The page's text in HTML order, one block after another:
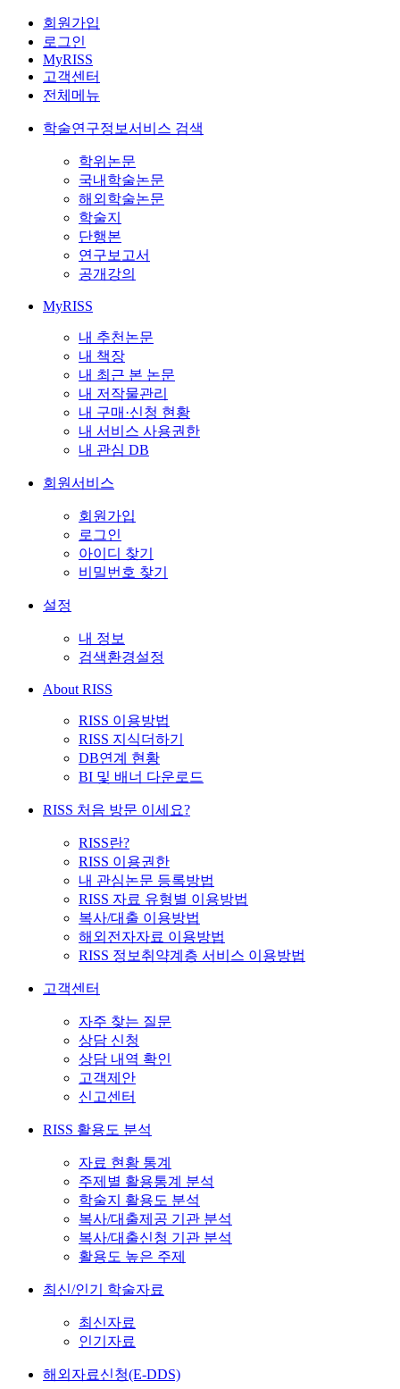
회원가입
로그인
MyRISS
고객센터
전체메뉴
학술연구정보서비스 검색
학위논문
국내학술논문
해외학술논문
학술지
단행본
연구보고서
공개강의
MyRISS
내 추천논문
내 책장
내 최근 본 논문
내 저작물관리
내 구매·신청 현황
내 서비스 사용권한
내 관심 DB
회원서비스
회원가입
로그인
아이디 찾기
비밀번호 찾기
설정
내 정보
검색환경설정
About RISS
RISS 이용방법
RISS 지식더하기
DB연계 현황
BI 및 배너 다운로드
RISS 처음 방문 이세요?
RISS란?
RISS 이용권한
내 관심논문 등록방법
RISS 자료 유형별 이용방법
복사/대출 이용방법
해외전자자료 이용방법
RISS 정보취약계층 서비스 이용방법
고객센터
자주 찾는 질문
상담 신청
상담 내역 확인
고객제안
신고센터
RISS 활용도 분석
자료 현황 통계
주제별 활용통계 분석
학술지 활용도 분석
복사/대출제공 기관 분석
복사/대출신청 기관 분석
활용도 높은 주제
최신/인기 학술자료
최신자료
인기자료
해외자료신청(E-DDS)